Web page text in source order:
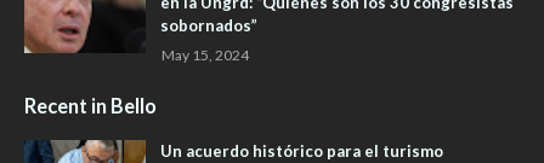
sobornados”
May 15, 2024
Recent in Bello
Un acuerdo histórico para el turismo